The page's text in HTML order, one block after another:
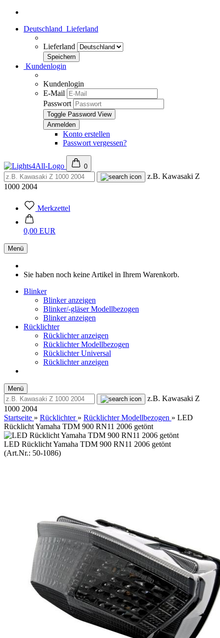
Deutschland Lieferland
Lieferland
Kundenlogin
Kundenlogin
E-Mail
Passwort
Toggle Password View
Konto erstellen
Passwort vergessen?
0
z.B. Kawasaki Z
1000 2004
Merkzettel
0,00 EUR
Menü
Sie haben noch keine Artikel in Ihrem Warenkorb.
Blinker
Blinker anzeigen
Blinker/-gläser Modellbezogen
Blinker anzeigen
Rücklichter
Rücklichter anzeigen
Rücklichter Modellbezogen
Rücklichter Universal
Rücklichter anzeigen
Menü
z.B. Kawasaki Z
1000 2004
Startseite » Rücklichter » Rücklichter Modellbezogen » LED
Rücklicht Yamaha TDM 900 RN11 2006 getönt
LED Rücklicht Yamaha TDM 900 RN11 2006 getönt
(Art.Nr.: 50-1086)